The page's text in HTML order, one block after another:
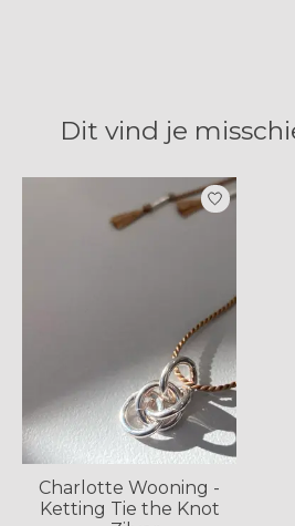
Dit vind je
Items van productcarrousel
Charlotte Wooning -
Ketting Tie the Knot